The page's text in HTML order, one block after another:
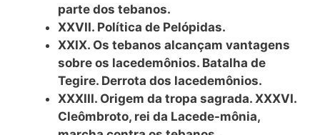
parte dos tebanos.
XXVII. Política de Pelópidas.
XXIX. Os tebanos alcançam vantagens
sobre os lacedemônios. Batalha de
Tegire. Derrota dos lacedemônios.
XXXIII. Origem da tropa sagrada. XXXVI.
Cleômbroto, rei da Lacede-mônia,